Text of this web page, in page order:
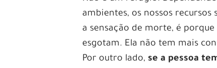
ambientes, os nossos
a sensação de morte, é
esgotam. Ela não tem mais
Por outro lado, se a pessoa